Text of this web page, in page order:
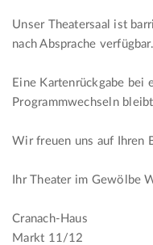
Unser Theatersaal ist
nach Absprache verfügbar.
Eine Kartenrückgabe bei
Programmwechseln
Wir freuen uns auf Ihren
Ihr Theater im Gewölbe
Cranach-Haus
Markt 11/12